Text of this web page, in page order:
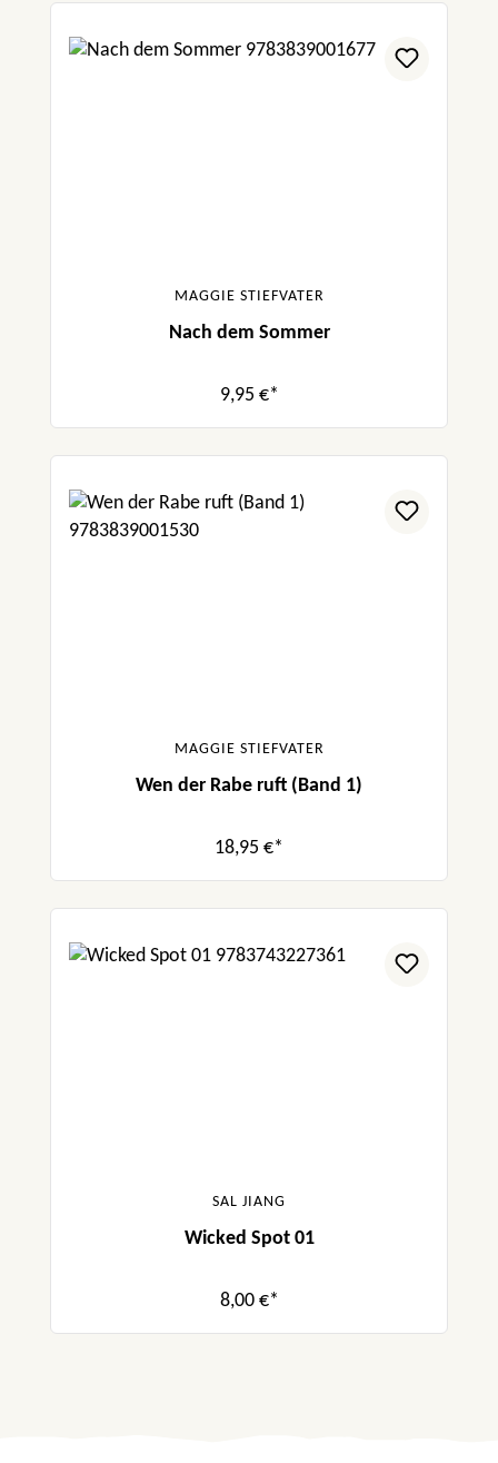
MAGGIE STIEFVATER
Nach dem Sommer
9,95 €*
MAGGIE STIEFVATER
Wen der Rabe ruft (Band 1)
18,95 €*
SAL JIANG
Wicked Spot 01
8,00 €*